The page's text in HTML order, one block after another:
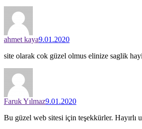
ahmet kaya9.01.2020
site olarak cok güzel olmus elinize saglik
Faruk Yılmaz9.01.2020
Bu güzel web sitesi için teşekkürler. Hayırlı